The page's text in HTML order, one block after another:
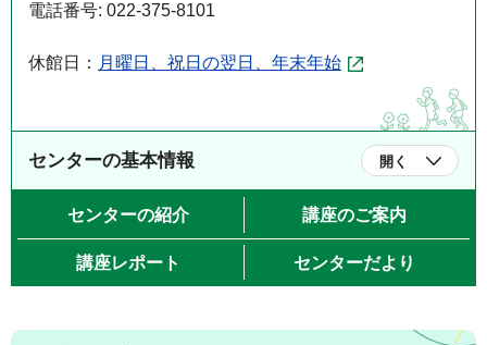
電話番号: 022-375-8101
休館日： 月曜日、祝日の翌日、年末年始
センターの基本情報 開く
センターの紹介 講座のご案内
講座レポート センターだより